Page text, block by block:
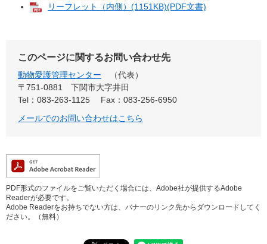
リーフレット（内側）(1151KB)(PDF文書)
このページに関するお問い合わせ先
動物愛護管理センター
代表
〒751-0881
下関市大字井田
Tel：083-263-1125
Fax：083-256-6950
メールでのお問い合わせはこちら
PDF形式のファイルをご覧いただく場合には、Adobe社が提供するAdobe
Readerが必要です。
Adobe Readerをお持ちでない方は、バナーのリンク先からダウンロードしてく
ださい。（無料）